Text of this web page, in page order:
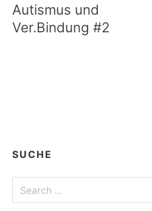
Autismus und
Ver.Bindung #2
SUCHE
Search
for: